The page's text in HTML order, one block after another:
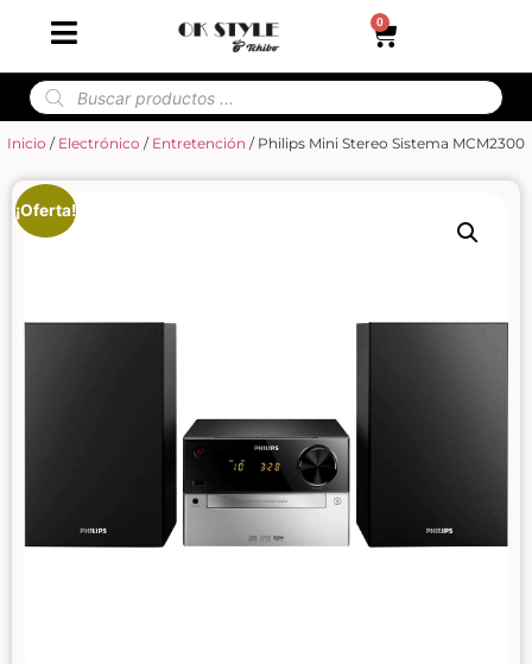
0
Inicio / Electrónico / Entretención / Philips Mini Stereo Sistema MCM2300
¡Oferta!